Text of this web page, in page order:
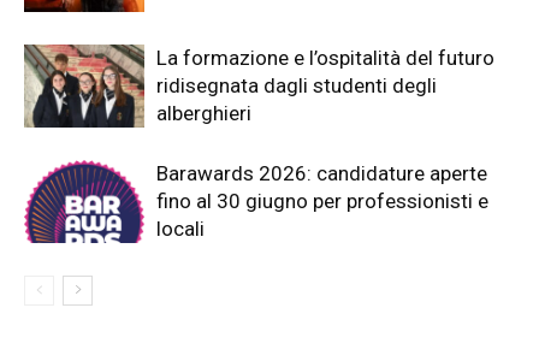
La formazione e l’ospitalità del futuro
ridisegnata dagli studenti degli
alberghieri
Barawards 2026: candidature aperte
fino al 30 giugno per professionisti e
locali